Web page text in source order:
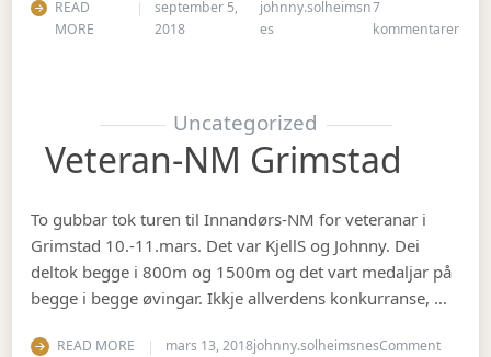
READ
MORE
september 5,
2018
johnny.solheimsn
es
7
kommentarertil
Uncategorized
Veteran-NM Grimstad
To gubbar tok turen til Innandørs-NM for veteranar i
Grimstad 10.-11.mars. Det var KjellS og Johnny. Dei
deltok begge i 800m og 1500m og det vart medaljar på
begge i begge øvingar. Ikkje allverdens konkurranse, …
READ MORE mars 13, 2018johnny.solheimsnesCommenton